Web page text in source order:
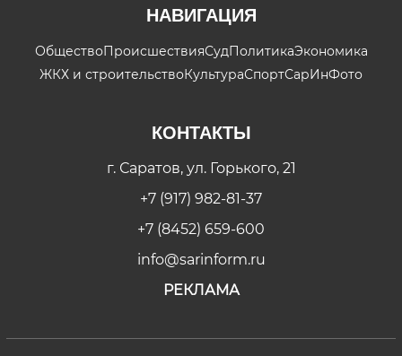
НАВИГАЦИЯ
ОбществоПроисшествияСудПолитикаЭкономика
ЖКХ и строительствоКультураСпортСарИнФото
КОНТАКТЫ
г. Саратов, ул. Горького, 21
+7 (917) 982-81-37
+7 (8452) 659-600
info@sarinform.ru
РЕКЛАМА